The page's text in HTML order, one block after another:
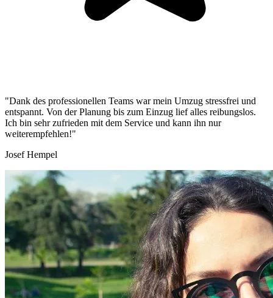
"Dank des professionellen Teams war mein Umzug stressfrei und
entspannt. Von der Planung bis zum Einzug lief alles reibungslos.
Ich bin sehr zufrieden mit dem Service und kann ihn nur
weiterempfehlen!"
Josef Hempel